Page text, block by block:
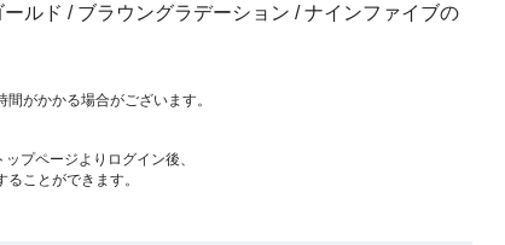
ルド / ブラウングラデーション / ナインファイブの
がかかる場合がございます。
プページよりログイン後、
ことができます。